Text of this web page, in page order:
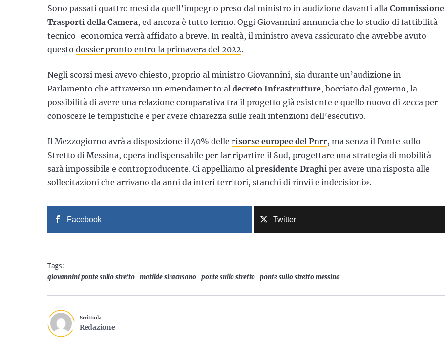
Sono passati quattro mesi da quell’impegno preso dal ministro in audizione davanti alla Commissione
Trasporti della Camera, ed ancora è tutto fermo. Oggi Giovannini annuncia che lo studio di fattibilità
tecnico-economica verrà affidato a breve. In realtà, il ministro aveva assicurato che avrebbe avuto
questo dossier pronto entro la primavera del 2022.
Negli scorsi mesi avevo chiesto, proprio al ministro Giovannini, sia durante un’audizione in
Parlamento che attraverso un emendamento al decreto Infrastrutture, bocciato dal governo, la
possibilità di avere una relazione comparativa tra il progetto già esistente e quello nuovo di zecca per
conoscere le tempistiche e per avere chiarezza sulle reali intenzioni dell’esecutivo.
Il Mezzogiorno avrà a disposizione il 40% delle risorse europee del Pnrr, ma senza il Ponte sullo
Stretto di Messina, opera indispensabile per far ripartire il Sud, progettare una strategia di mobilità
sarà impossibile e controproducente. Ci appelliamo al presidente Draghi per avere una risposta alle
sollecitazioni che arrivano da anni da interi territori, stanchi di rinvii e indecisioni».
Facebook Twitter
Tags:
giovannini ponte sullo stretto matilde siracusano ponte sullo stretto ponte sullo stretto messina
Scritto da
Redazione